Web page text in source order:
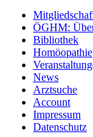
ÖGHM:
Bibliothek
Homöopathie
News
Arztsuche
Account
Impressum
Datenschutz